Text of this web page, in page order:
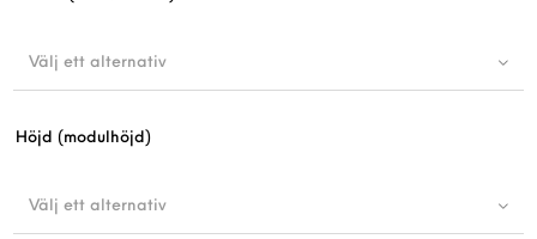
Välj ett alternativ
Höjd (modulhöjd)
Välj ett alternativ